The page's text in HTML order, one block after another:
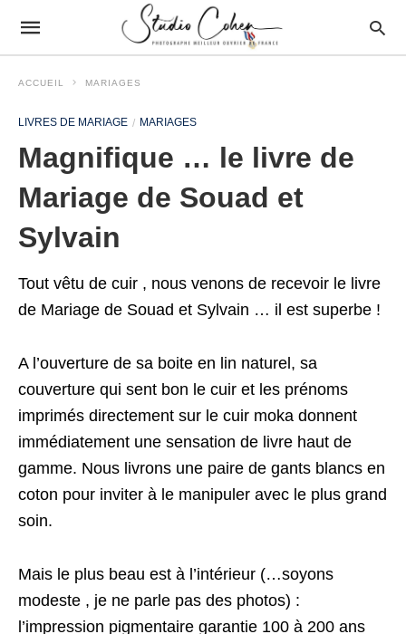
ACCUEIL MARIAGES
LIVRES DE MARIAGE MARIAGES
Magnifique … le livre de
Mariage de Souad et
Sylvain
Tout vêtu de cuir , nous venons de recevoir le livre
de Mariage de Souad et Sylvain … il est superbe !
A l’ouverture de sa boite en lin naturel, sa
couverture qui sent bon le cuir et les prénoms
imprimés directement sur le cuir moka donnent
immédiatement une sensation de livre haut de
gamme. Nous livrons une paire de gants blancs en
coton pour inviter à le manipuler avec le plus grand
soin.
Mais le plus beau est à l’intérieur (…soyons
modeste , je ne parle pas des photos) :
l’impression pigmentaire garantie 100 à 200 ans